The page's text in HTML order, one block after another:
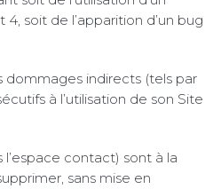
soit de l’apparition d’un bug
dommages indirects (tels par
à l’utilisation de son Site
contact) sont à la
sans mise en